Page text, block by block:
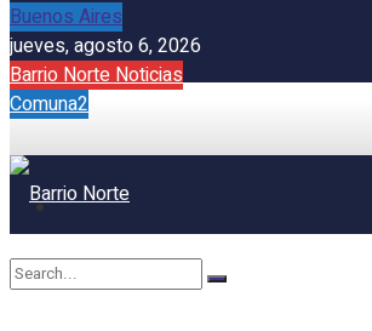
Buenos Aires
jueves, agosto 6, 2026
Barrio Norte Noticias
Comuna2